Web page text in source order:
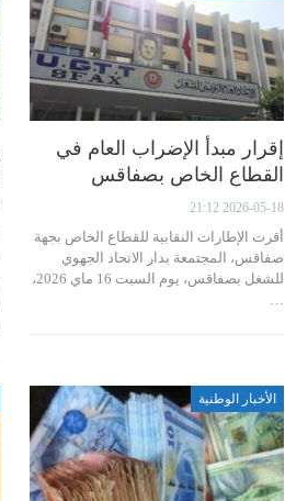
إقرار مبدأ الإضراب العام في
القطاع الخاص بصفاقس
2026-05-18 21:12
أقرت الإطارات النقابية للقطاع الخاص بجهة
صفاقس، المجتمعة بدار الاتحاد الجهوي
للشغل بصفاقس، يوم السبت 16 ماي 2026،
الأخبار الوطنية